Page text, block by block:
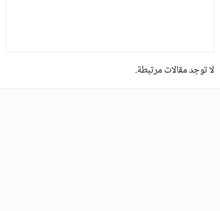
لا توجد مقالات مرتبطة.